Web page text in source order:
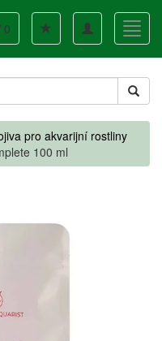
Toggle
navigation
0
pro akvarijní rostliny
100 ml